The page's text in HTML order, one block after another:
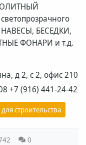
БЕСЕДКИ,
ФОНАРИ и т.д.
д 2, с 2, офис 210
+7 (916) 441-24-42
строительства
0